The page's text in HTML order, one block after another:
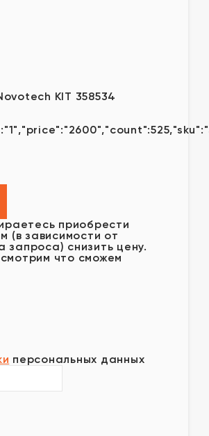
KIT 358534
приобрести
(в зависимости от
снизить цену.
что сможем
персональных данных